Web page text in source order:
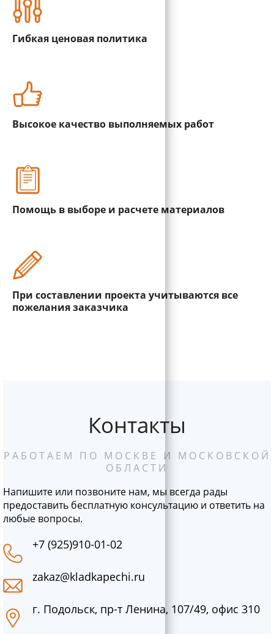
Гибкая ценовая политика
Высокое качество выполняемых работ
Помощь в выборе и расчете материалов
При составлении проекта учитываются все
пожелания заказчика
Контакты
РАБОТАЕМ ПО МОСКВЕ И МОСКОВСКОЙ
ОБЛАСТИ
Напишите или позвоните нам, мы всегда рады
предоставить бесплатную консультацию и ответить на
любые вопросы.
+7 (925)910-01-02
zakaz@kladkapechi.ru
г. Подольск, пр-т Ленина, 107/49, офис 310